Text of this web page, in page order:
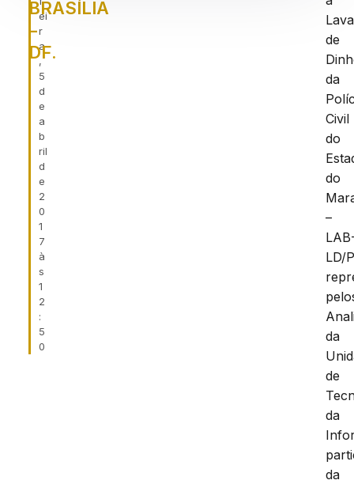
ei
r
a
,
5
d
e
a
b
ril
d
e
2
0
1
7
à
s
1
2
:
5
0
BRASÍLIA
–
DF.
de
da
Civil
do
do
–
LD/
da
de
da
da